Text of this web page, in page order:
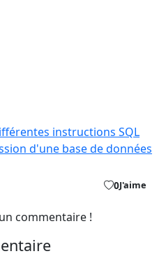
instructions SQL
d'une base de données
0J'aime
commentaire !